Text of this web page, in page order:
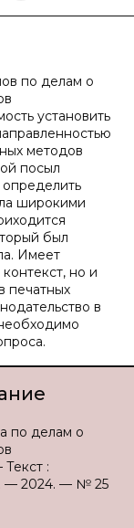
по делам о
установить
методов
посыл
широкими
был
Имеет
но и
печатных
в
по делам о
:
— 2024. — № 25